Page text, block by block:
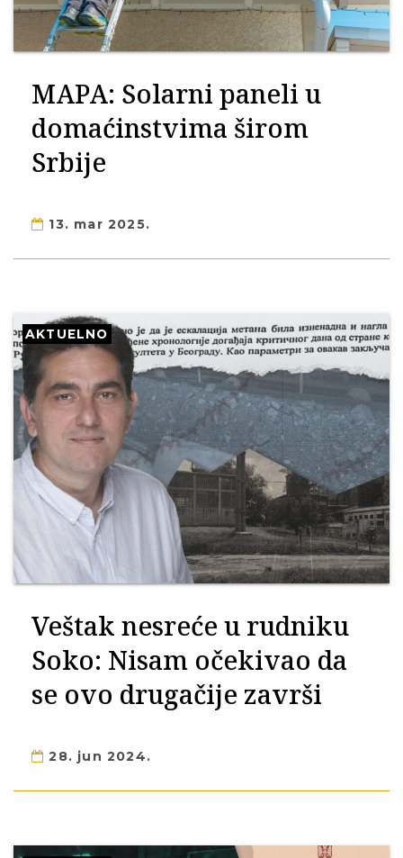
MAPA: Solarni paneli u
domaćinstvima širom
Srbije
13. mar 2025.
AKTUELNO
Veštak nesreće u rudniku
Soko: Nisam očekivao da
se ovo drugačije završi
28. jun 2024.